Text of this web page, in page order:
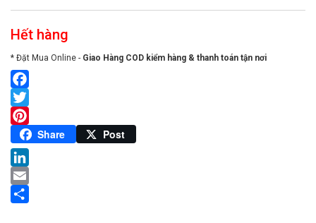
Hết hàng
* Đặt Mua Online - Giao Hàng COD kiểm hàng & thanh toán tận nơi
Facebook
Twitter
Pinterest
Share Post
LinkedIn
Email